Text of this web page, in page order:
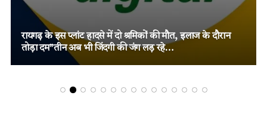
रायगढ़ के इस प्लांट हादसे में दो श्रमिकों की मौत, इलाज के दौरान
तोड़ा दम”तीन अब भी जिंदगी की जंग लड़ रहे…